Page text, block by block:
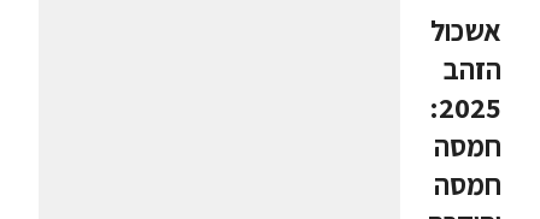
אשכול
הזהב
2025:
חמסה
חמסה